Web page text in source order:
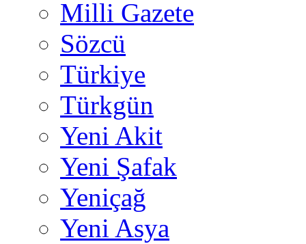
Milli Gazete
Sözcü
Türkiye
Türkgün
Yeni Akit
Yeni Şafak
Yeniçağ
Yeni Asya